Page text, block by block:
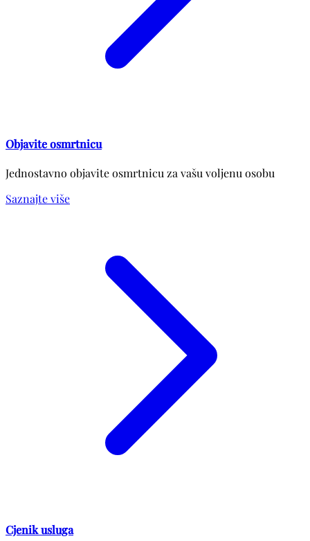
Objavite osmrtnicu
Jednostavno objavite osmrtnicu za vašu voljenu osobu
Saznajte više
Cjenik usluga